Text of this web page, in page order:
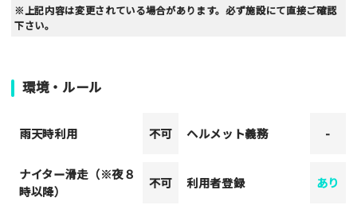
※上記内容は変更されている場合があります。必ず施設にて直接ご確認
下さい。
環境・ルール
雨天時利用 不可 ヘルメット義務 -
ナイター滑走（※夜８
時以降）
不可 利用者登録 あり